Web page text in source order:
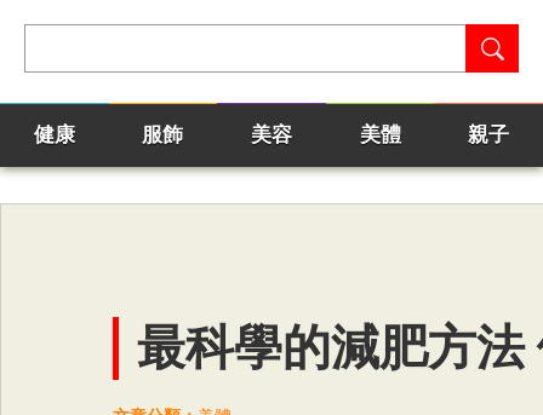
健康 服飾 美容 美體 親子
最科學的減肥方